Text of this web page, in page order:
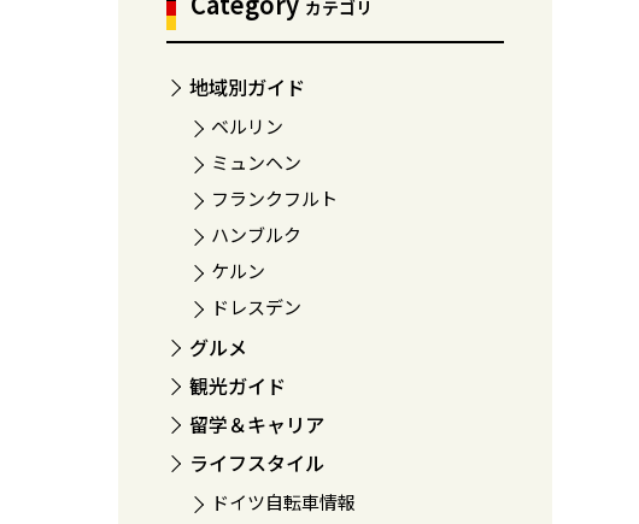
カテゴリ
地域別ガイド
ベルリン
ミュンヘン
フランクフルト
ハンブルク
ケルン
ドレスデン
グルメ
観光ガイド
留学＆キャリア
ライフスタイル
ドイツ自転車情報